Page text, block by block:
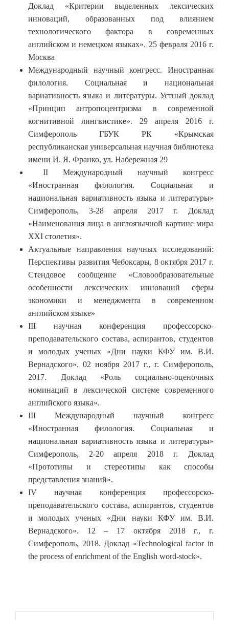
Доклад «Критерии выделенных лексических
инноваций, образованных под влиянием
технологического фактора в современных
английском и немецком языках». 25 февраля 2016 г.
Москва
Международный научный конгресс. Иностранная
филология. Социальная и национальная
вариативность языка и литературы. Устный доклад
«Принцип антропоцентризма в современной
когнитивной лингвистике». 29 апреля 2016 г.
Симферополь ГБУК РК «Крымская
республиканская универсальная научная библиотека
имени И. Я. Франко, ул. Набережная 29
II Международный научный конгресс
«Иностранная филология. Социальная и
национальная вариативность языка и литературы»
Симферополь, 3-28 апреля 2017 г. Доклад
«Наименования лица в англоязычной картине мира
XXI столетия».
Актуальные направления научных исследований:
Перспективы развития Чебоксары, 8 октября 2017 г.
Стендовое сообщение «Словообразовательные
особенности лексических инноваций сферы
экономики и менеджмента в современном
английском языке»
III научная конференция профессорско-
преподавательского состава, аспирантов, студентов
и молодых ученых «Дни науки КФУ им. В.И.
Вернадского». 02 ноября 2017 г., г. Симферополь,
2017. Доклад «Роль социально-оценочных
номинаций в лексической системе современного
английского языка».
III Международный научный конгресс
«Иностранная филология. Социальная и
национальная вариативность языка и литературы»
Симферополь, 2-20 апреля 2018 г. Доклад
«Прототипы и стереотипы как способы
представления знаний».
IV научная конференция профессорско-
преподавательского состава, аспирантов, студентов
и молодых ученых «Дни науки КФУ им. В.И.
Вернадского». 12 – 17 октября 2018 г., г.
Симферополь, 2018. Доклад «Technological factor in
the process of enrichment of the English word-stock».